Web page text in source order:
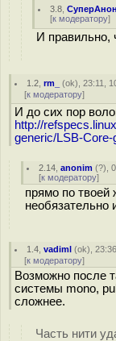
3.8 ,
[к модератору]
И правильно,
1.2 ,rm_ (ok), 23:11,
[к модератору]
И до сих пор
http://
generic/LSB-Core-
2.14 ,anonim (?),
[к модератору]
прямо по твоей
необязательно
1.4 ,vadiml (ok),
[к модератору]
Возможно после
системы mono,
сложнее.
Часть нити